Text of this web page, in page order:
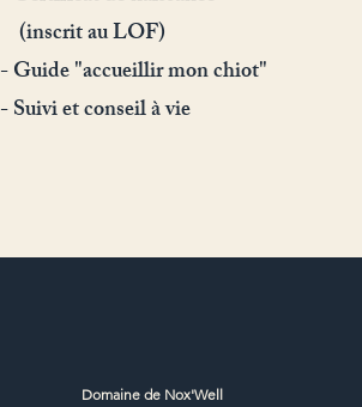
(inscrit au LOF)
- Guide "accueillir mon chiot"
- Suivi et conseil à vie
Domaine de Nox'Well